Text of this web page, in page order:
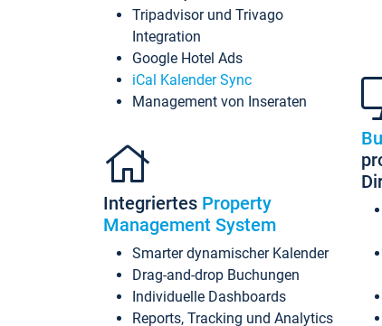
Tripadvisor und Trivago
Integration
Google Hotel Ads
iCal Kalender Sync
Management von Inseraten
Integriertes Property
Management System
Smarter dynamischer Kalender
Drag-and-drop Buchungen
Individuelle Dashboards
Reports, Tracking und Analytics